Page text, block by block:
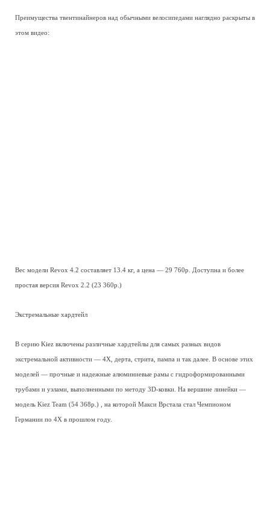
Преимущества твентинайнеров над обычными велосипедами наглядно раскрыты в
этом видео:
Вес модели Revox 4.2 составляет 13.4 кг, а цена — 29 760р. Доступна и более
простая версия Revox 2.2 (23 360р.)
Экстремальные хардтейл
В серию Kiez включены различные хардтейлы для самых разных видов
экстремальной активности — 4X, дерта, стрита, пампа и так далее. В основе этих
моделей — прочные и надежные алюминиевые рамы с гидроформированными
трубами и узлами, выполненными по методу 3D-ковки. На вершине линейки —
модель Kiez Team (54 368р.) , на которой Макси Врстала стал Чемпионом
Германии по 4X в прошлом году.